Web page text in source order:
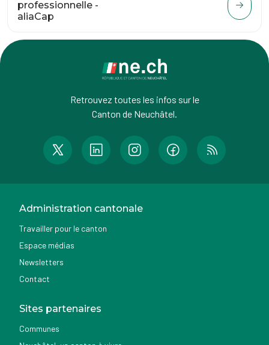
professionnelle -
aliaCap
Retrouvez toutes les infos sur le
Canton de Neuchâtel.
Administration cantonale
Travailler pour le canton
Espace médias
Newsletters
Contact
Sites partenaires
Communes